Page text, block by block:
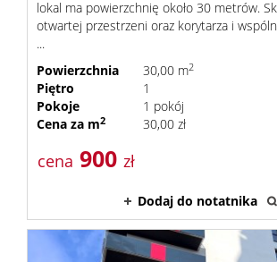
lokal ma powierzchnię około 30 metrów.
otwartej przestrzeni oraz korytarza i
...
Powierzchnia
30,00 m2
Piętro
1
Pokoje
1 pokój
Cena za m2 30,00 zł
cena 900 zł
Dodaj do notatnika